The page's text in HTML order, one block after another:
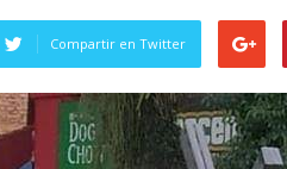
Compartir en Twitter